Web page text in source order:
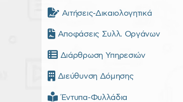
Αιτήσεις-Δικαιολογητικά
Αποφάσεις Συλλ. Οργάνων
Διάρθρωση Υπηρεσιών
Διεύθυνση Δόμησης
Έντυπα-Φυλλάδια